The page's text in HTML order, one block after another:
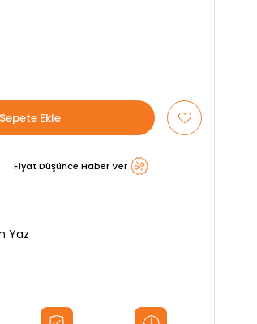
Fiyat Düşünce Haber Ver
Yaz